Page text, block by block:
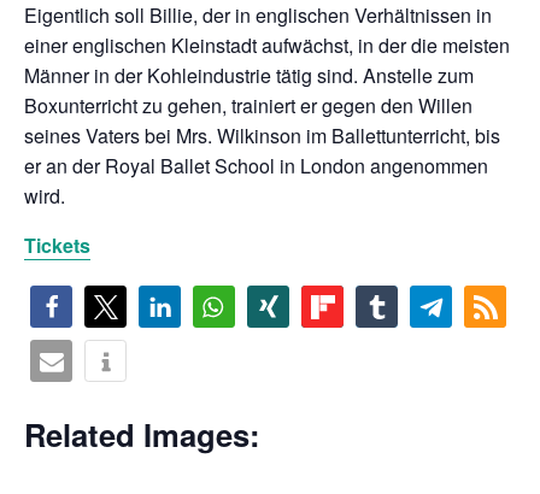
Eigentlich soll Billie, der in englischen Verhältnissen in
einer englischen Kleinstadt aufwächst, in der die meisten
Männer in der Kohleindustrie tätig sind. Anstelle zum
Boxunterricht zu gehen, trainiert er gegen den Willen
seines Vaters bei Mrs. Wilkinson im Ballettunterricht, bis
er an der Royal Ballet School in London angenommen
wird.
Tickets
Related Images: